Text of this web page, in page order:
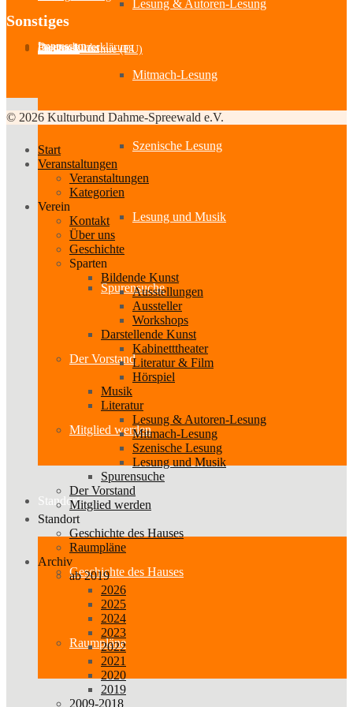
Lesung & Autoren-Lesung
Mitmach-Lesung
Szenische Lesung
Lesung und Musik
Spurensuche
Der Vorstand
Mitglied werden
Standort
Geschichte des Hauses
Raumpläne
Sonstiges
Impressum
Datenschutzerklärung
Partner-Links
Feedback
Cookie-Richtlinie (EU)
© 2026 Kulturbund Dahme-Spreewald e.V.
Start
Veranstaltungen
Veranstaltungen
Kategorien
Verein
Kontakt
Über uns
Geschichte
Sparten
Bildende Kunst
Ausstellungen
Aussteller
Workshops
Darstellende Kunst
Kabinetttheater
Literatur & Film
Hörspiel
Musik
Literatur
Lesung & Autoren-Lesung
Mitmach-Lesung
Szenische Lesung
Lesung und Musik
Spurensuche
Der Vorstand
Mitglied werden
Standort
Geschichte des Hauses
Raumpläne
Archiv
ab 2019
2026
2025
2024
2023
2022
2021
2020
2019
2009-2018